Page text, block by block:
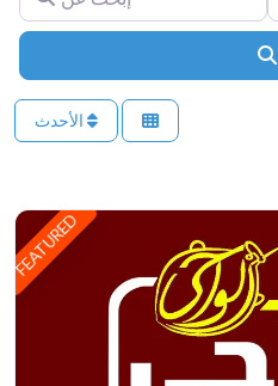
FEATURED